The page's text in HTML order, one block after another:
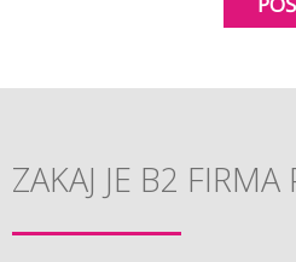
ZAKAJ JE B2 FIRMA